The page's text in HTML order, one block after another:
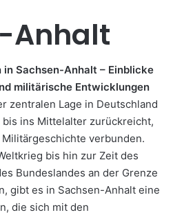
Anhalt
Sachsen-Anhalt – Einblicke
militärische Entwicklungen
zentralen Lage in Deutschland
ins Mittelalter zurückreicht,
verbunden.
bis hin zur Zeit des
Bundeslandes an der Grenze
gibt es in Sachsen-Anhalt eine
die sich mit den